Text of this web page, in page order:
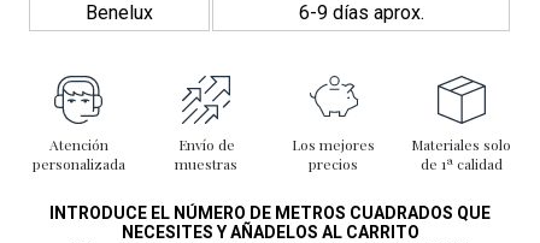
Benelux
6-9 días aprox.
Atención
personalizada
Envío de
muestras
Los mejores
precios
Materiales solo
de 1ª calidad
INTRODUCE EL NÚMERO DE METROS CUADRADOS QUE
NECESITES Y AÑADELOS AL CARRITO